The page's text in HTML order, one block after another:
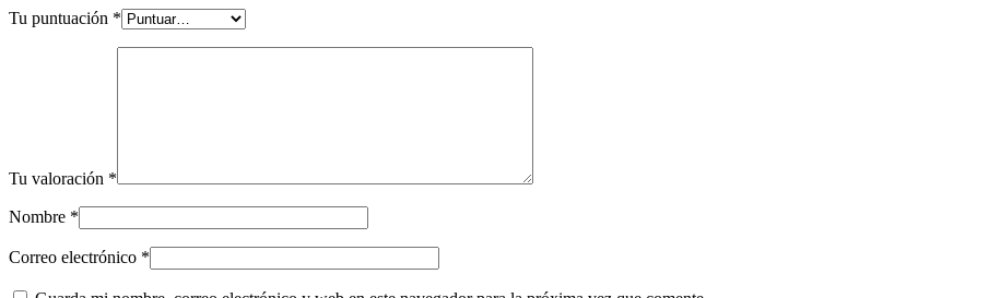
Tu puntuación *
Tu valoración *
Nombre *
Correo electrónico *